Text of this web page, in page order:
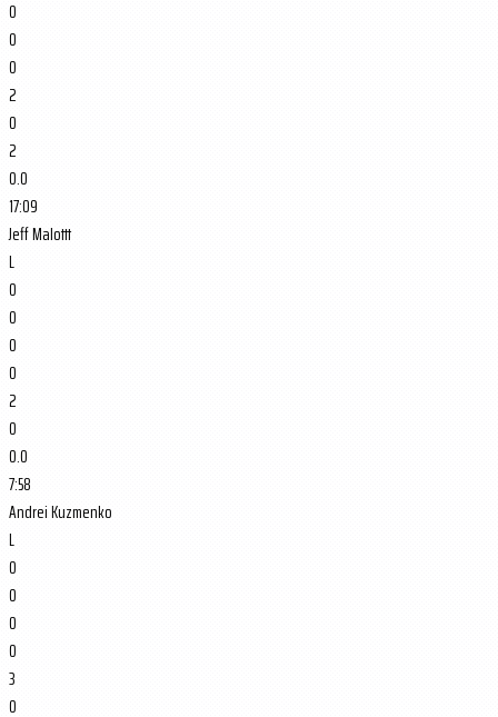
0
0
0
2
0
2
0.0
17:09
Jeff Malottt
L
0
0
0
0
2
0
0.0
7:58
Andrei Kuzmenko
L
0
0
0
0
3
0